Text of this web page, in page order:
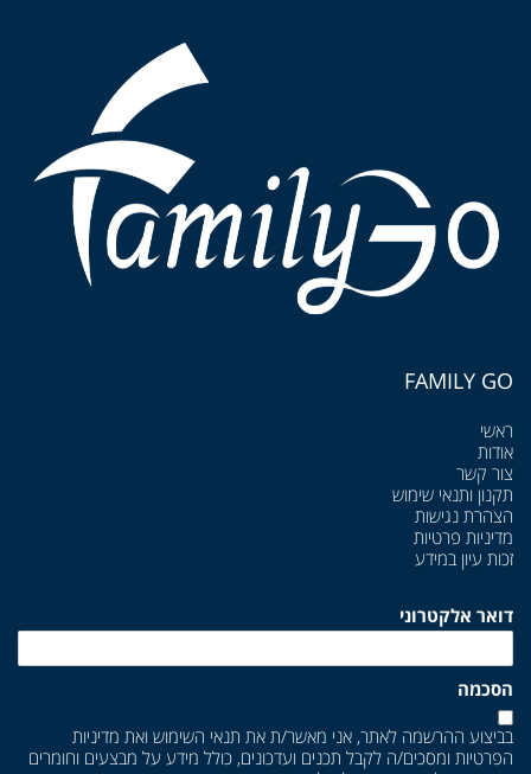
FAMILY GO
ראשי
אודות
צור קשר
תקנון ותנאי שימוש
הצהרת נגישות
מדיניות פרטיות
זכות עיון במידע
דואר אלקטרוני
הסכמה
בביצוע ההרשמה לאתר, אני מאשר/ת את תנאי השימוש ואת מדיניות
הפרטיות ומסכים/ה לקבל תכנים ועדכונים, כולל מידע על מבצעים וחומרים